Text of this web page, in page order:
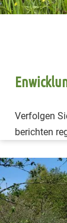
Verfolgen
berichten